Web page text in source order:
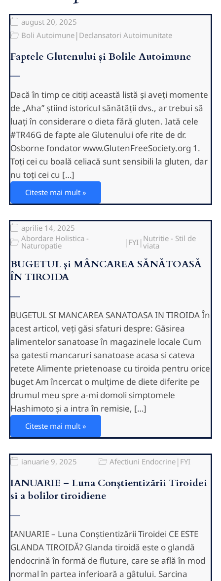
august 20, 2025
Boli Autoimune | Declansatori Autoimunitate
Faptele Glutenului și Bolile Autoimune
Dacă în timp ce citiți această listă și aveți momente
de „Aha” știind istoricul sănătății dvs., ar trebui să
luați în considerare o dieta fără gluten. Iată cele
#TR46G de fapte ale Glutenului ofe rite de dr.
Osborne fondator www.GlutenFreeSociety.org 1.
Toți cei cu boală celiacă sunt sensibili la gluten, dar
nu toți cei cu […]
Citeste mai mult »
aprilie 14, 2025
Abordare Holistica -
Naturopatie | FYI |Nutritie - Stil de
viata
BUGETUL și MÂNCAREA SĂNĂTOASĂ
ÎN TIROIDA
BUGETUL SI MANCAREA SANATOASA IN TIROIDA În
acest articol, veți găsi sfaturi despre: Găsirea
alimentelor sanatoase în magazinele locale Cum
sa gatesti mancaruri sanatoase acasa si cateva
retete Alimente prietenoase cu tiroida pentru orice
buget Am încercat o mulțime de diete diferite pe
drumul meu spre a-mi domoli simptomele
Hashimoto și a intra în remisie, […]
Citeste mai mult »
ianuarie 9, 2025 Afectiuni Endocrine | FYI
IANUARIE – Luna Conștientizării Tiroidei
si a bolilor tiroidiene
IANUARIE – Luna Conștientizării Tiroidei CE ESTE
GLANDA TIROIDĂ? Glanda tiroidă este o glandă
endocrină în formă de fluture, care se află în mod
normal în partea inferioară a gâtului. Sarcina